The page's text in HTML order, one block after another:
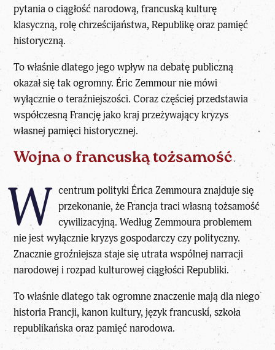
pytania o ciągłość narodową, francuską kulturę
klasyczną, rolę chrześcijaństwa, Republikę oraz pamięć
historyczną.
To właśnie dlatego jego wpływ na debatę publiczną
okazał się tak ogromny.Éric Zemmournie mówi
wyłącznie o teraźniejszości. Coraz częściej przedstawia
współczesną Francję jako kraj przeżywający kryzys
własnej pamięci historycznej.
Wojna o francuską tożsamość
W centrum polityki Érica Zemmoura znajduje się
przekonanie, że Francja traci własną tożsamość
cywilizacyjną. Według Zemmoura problemem
nie jest wyłącznie kryzys gospodarczy czy polityczny.
Znacznie groźniejsza staje się utrata wspólnej narracji
narodowej i rozpad kulturowej ciągłości Republiki.
To właśnie dlatego tak ogromne znaczenie mają dla niego
historia Francji, kanon kultury, język francuski, szkoła
republikańska oraz pamięć narodowa.